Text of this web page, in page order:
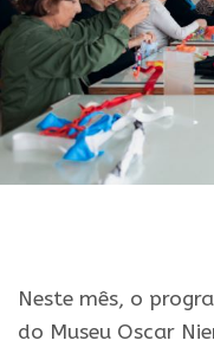
Neste mês, o
do Museu Oscar